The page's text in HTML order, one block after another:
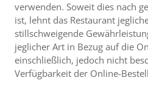
verwenden. Soweit dies nach
ist, lehnt das Restaurant
stillschweigende
jeglicher Art in Bezug auf die
einschließlich, jedoch nicht
Verfügbarkeit der Online-